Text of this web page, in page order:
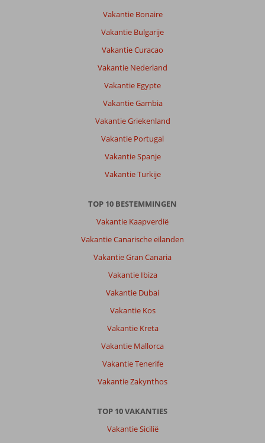
Vakantie Bonaire
Vakantie Bulgarije
Vakantie Curacao
Vakantie Nederland
Vakantie Egypte
Vakantie Gambia
Vakantie Griekenland
Vakantie Portugal
Vakantie Spanje
Vakantie Turkije
TOP 10 BESTEMMINGEN
Vakantie Kaapverdië
Vakantie Canarische eilanden
Vakantie Gran Canaria
Vakantie Ibiza
Vakantie Dubai
Vakantie Kos
Vakantie Kreta
Vakantie Mallorca
Vakantie Tenerife
Vakantie Zakynthos
TOP 10 VAKANTIES
Vakantie Sicilië